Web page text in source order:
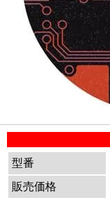
型番
販売価格